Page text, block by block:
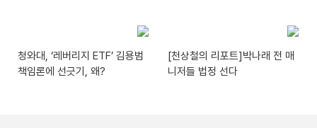
청와대, ‘레버리지 ETF’ 김용범
책임론에 선긋기, 왜?
[천상철의 리포트]박나래 전 매
니저들 법정 선다